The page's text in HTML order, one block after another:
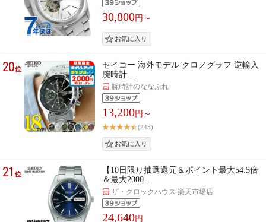
30,800円～
20位
セイコー 海外モデル クロノグラフ 逆輸入
腕時計 …
腕時計のななぷれ
13,200円～
(245)
21位
【10日限り抽選還元＆ポイント最大54.5倍
＆最大2000…
ザ・クロックハウス 楽天市場店
24,640円